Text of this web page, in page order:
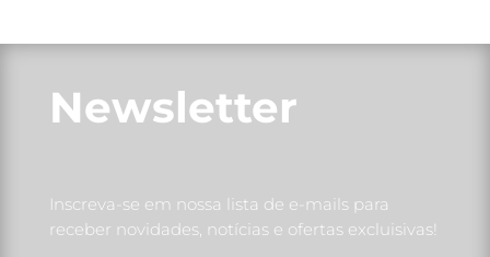
Newsletter
Inscreva-se em nossa lista de e-mails para
receber novidades, notícias e ofertas excluisivas!